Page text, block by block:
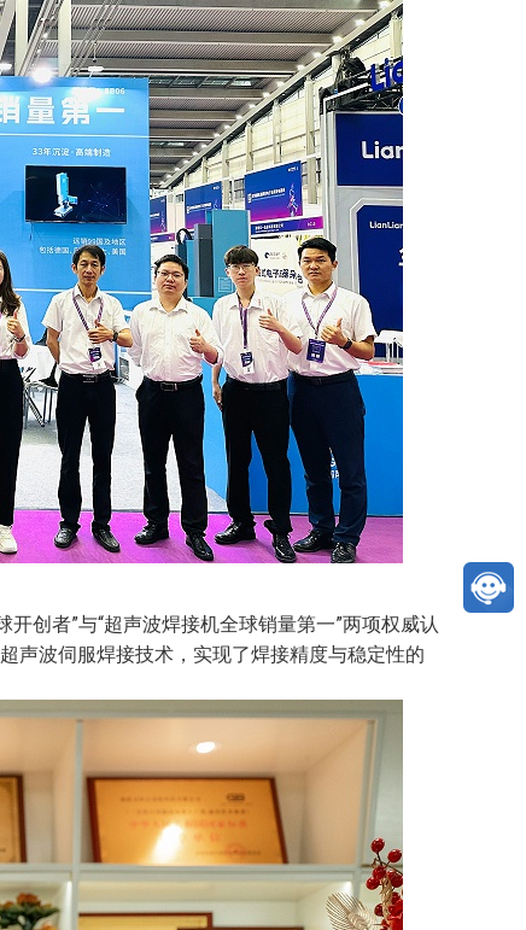
创者”与“超声波焊接机全球销量第一”两项权威认
声波伺服焊接技术，实现了焊接精度与稳定性的